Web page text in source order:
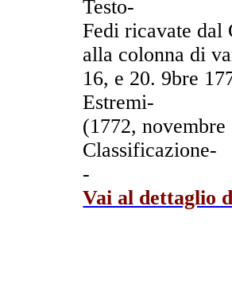
Testo-
Fedi ricavate dal
alla colonna di
16, e 20. 9bre
Estremi-
(1772,
Classificazione-
-
Vai al dettaglio